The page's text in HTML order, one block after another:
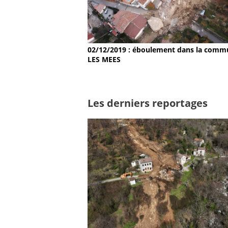
02/12/2019 : éboulement dans la
LES MEES
Les derniers reportages